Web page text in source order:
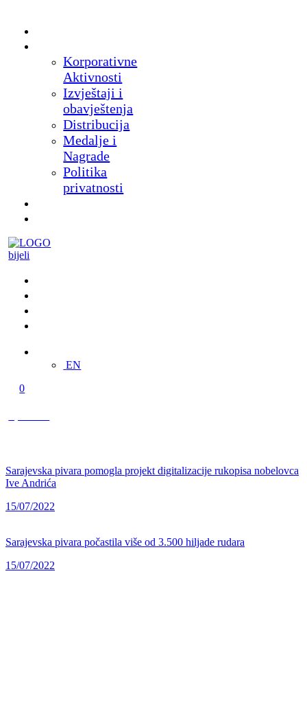
Korporativne
Aktivnosti
Izvještaji i
obavještenja
Distribucija
Medalje i
Nagrade
Politika
privatnosti
EN
0
Sarajevska pivara pomogla projekt digitalizacije rukopisa nobelovca
Ive Andrića
15/07/2022
Sarajevska pivara počastila više od 3.500 hiljade rudara
15/07/2022